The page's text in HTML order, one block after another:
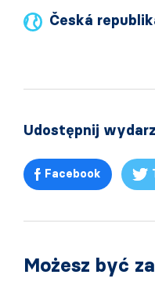
Česká
Udostępnij
Facebook
Możesz być